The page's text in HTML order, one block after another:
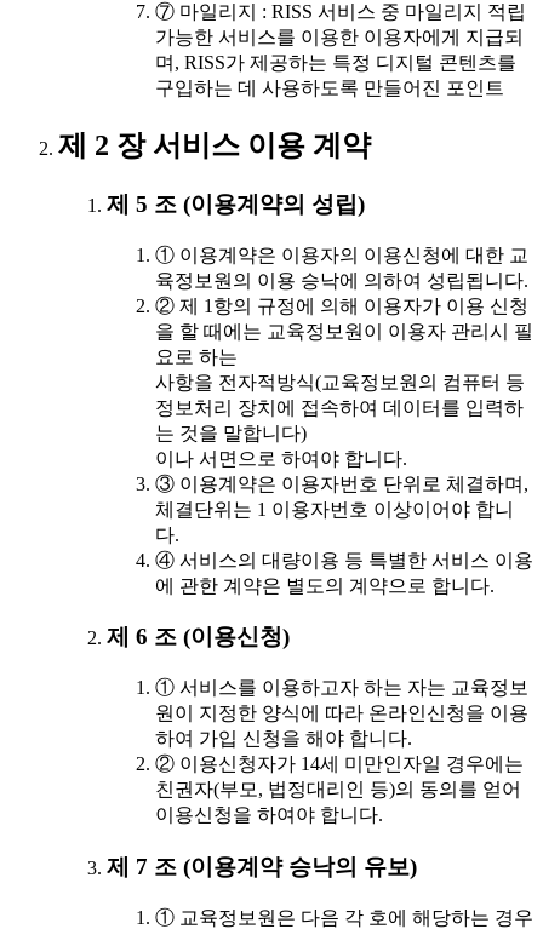
⑦ 마일리지 : RISS 서비스 중 마일리지 적립
가능한 서비스를 이용한 이용자에게 지급되
며, RISS가 제공하는 특정 디지털 콘텐츠를
구입하는 데 사용하도록 만들어진 포인트
제 2 장 서비스 이용 계약
제 5 조 (이용계약의 성립)
① 이용계약은 이용자의 이용신청에 대한 교
육정보원의 이용 승낙에 의하여 성립됩니다.
② 제 1항의 규정에 의해 이용자가 이용 신청
을 할 때에는 교육정보원이 이용자 관리시 필
요로 하는
사항을 전자적방식(교육정보원의 컴퓨터 등
정보처리 장치에 접속하여 데이터를 입력하
는 것을 말합니다)
이나 서면으로 하여야 합니다.
③ 이용계약은 이용자번호 단위로 체결하며,
체결단위는 1 이용자번호 이상이어야 합니
다.
④ 서비스의 대량이용 등 특별한 서비스 이용
에 관한 계약은 별도의 계약으로 합니다.
제 6 조 (이용신청)
① 서비스를 이용하고자 하는 자는 교육정보
원이 지정한 양식에 따라 온라인신청을 이용
하여 가입 신청을 해야 합니다.
② 이용신청자가 14세 미만인자일 경우에는
친권자(부모, 법정대리인 등)의 동의를 얻어
이용신청을 하여야 합니다.
제 7 조 (이용계약 승낙의 유보)
① 교육정보원은 다음 각 호에 해당하는 경우